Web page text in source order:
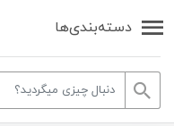
دسته‌بندی‌ها